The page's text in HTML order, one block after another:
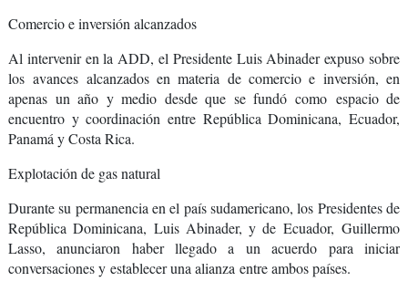
Comercio e inversión alcanzados
Al intervenir en la ADD, el Presidente Luis Abinader expuso sobre
los avances alcanzados en materia de comercio e inversión, en
apenas un año y medio desde que se fundó como espacio de
encuentro y coordinación entre República Dominicana, Ecuador,
Panamá y Costa Rica.
Explotación de gas natural
Durante su permanencia en el país sudamericano, los Presidentes de
República Dominicana, Luis Abinader, y de Ecuador, Guillermo
Lasso, anunciaron haber llegado a un acuerdo para iniciar
conversaciones y establecer una alianza entre ambos países.